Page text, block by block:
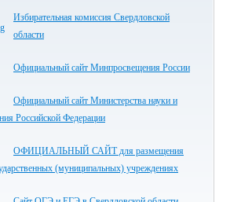
Избирательная комиссия Свердловской
области
Официальный сайт Минпросвещения России
Официальный сайт Министерства науки и
Российской Федерации
ОФИЦИАЛЬНЫЙ САЙТ для размещения
(муниципальных) учреждениях